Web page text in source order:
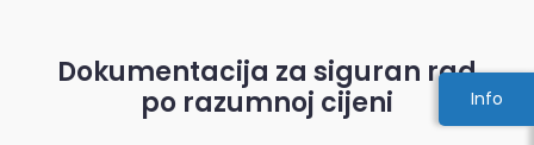
Info
Dokumentacija za siguran rad
po razumnoj cijeni